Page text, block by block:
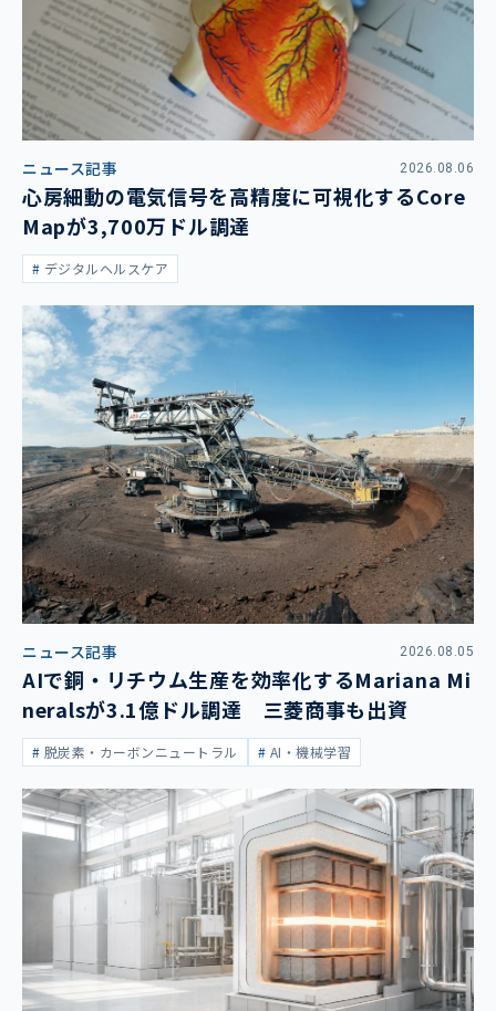
ニュース記事 2026.08.06
心房細動の電気信号を高精度に可視化するCore
Mapが3,700万ドル調達
デジタルヘルスケア
ニュース記事 2026.08.05
AIで銅・リチウム生産を効率化するMariana Mi
neralsが3.1億ドル調達 三菱商事も出資
脱炭素・カーボンニュートラル AI・機械学習